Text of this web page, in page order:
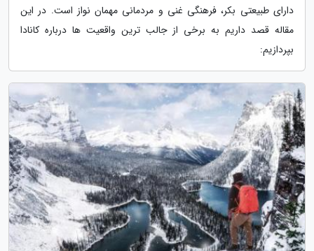
دارای طبیعتی بکر، فرهنگی غنی و مردمانی مهمان نواز است. در این
مقاله قصد داریم به برخی از جالب ترین واقعیت ها درباره کانادا
بپردازیم: